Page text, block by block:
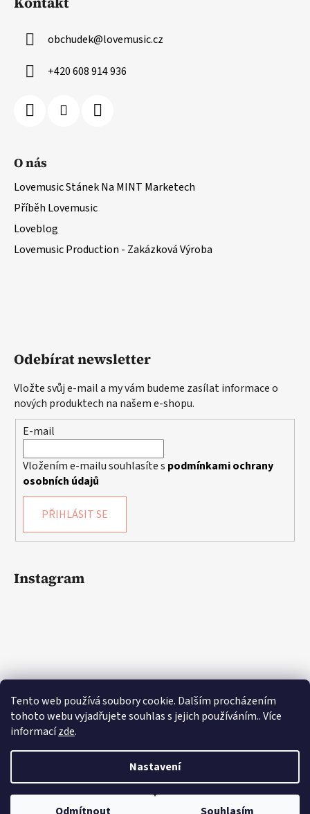
Tento web používá soubory cookie. Dalším procházením
tohoto webu vyjadřujete souhlas s jejich používáním.. Více
informacízde.
Nastavení
obchudek@lovemusic.cz
+420 608 914 936
O nás
Lovemusic Stánek Na MINT Marketech
Příběh Lovemusic
Loveblog
Lovemusic Production - Zakázková Výroba
Odebírat newsletter
Vložte svůj e-mail a my vám budeme zasílat informace o
nových produktech na našem e-shopu.
E-mail
Vložením e-mailu souhlasíte s podmínkami ochrany
osobních údajů
PŘIHLÁSIT SE
Instagram
Sledovat na Instagramu